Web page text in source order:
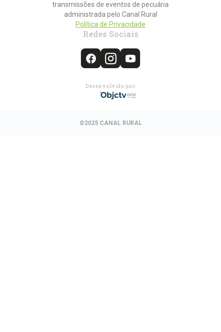
transmissões de eventos de pecuária
administrada pelo Canal Rural
Política de Privacidade
Redes Sociais
Desenvolvido por:
©2025 CANAL RURAL